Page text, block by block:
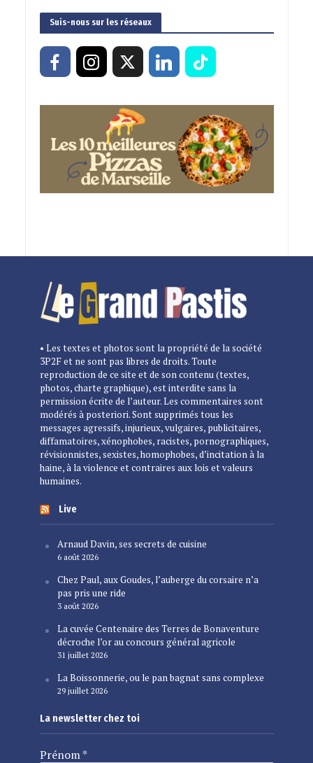
Suis-nous sur les réseaux
• Les textes et photos sont la propriété de la société
3P2F et ne sont pas libres de droits. Toute
reproduction de ce site et de son contenu (textes,
photos, charte graphique), est interdite sans la
permission écrite de l’auteur. Les commentaires sont
modérés à posteriori. Sont supprimés tous les
messages agressifs, injurieux, vulgaires, publicitaires,
diffamatoires, xénophobes, racistes, pornographiques,
révisionnistes, sexistes, homophobes, d’incitation à la
haine, à la violence et contraires aux lois et valeurs
humaines.
Live
Arnaud Davin, ses secrets de cuisine
6 août 2026
Chez Paul, aux Goudes, l’auberge du corsaire n’a
pas pris une ride
3 août 2026
La cuvée Centenaire des Terres de Bonaventure
décroche l’or au concours général agricole
31 juillet 2026
La Boissonnerie, ou le pan bagnat sans complexe
29 juillet 2026
La newsletter chez toi
Prénom*